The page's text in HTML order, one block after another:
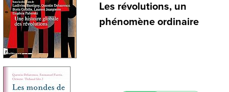
Les révolutions, un
phénomène ordinaire